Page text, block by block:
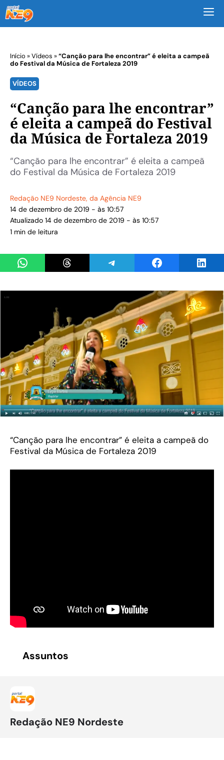
Início »Vídeos »“Canção para lhe encontrar” é eleita a campeã
do Festival da Música de Fortaleza 2019
VÍDEOS
“Canção para lhe encontrar”
é eleita a campeã do Festival
da Música de Fortaleza 2019
“Canção para lhe encontrar” é eleita a campeã
do Festival da Música de Fortaleza 2019
Redação NE9 Nordeste, da Agência NE9
14 de dezembro de 2019 - às 10:57
Atualizado 14 de dezembro de 2019 - às 10:57
1 min de leitura
Share on WhatsAppShare on ThreadsShare on TelegramShare on Facebook
“Canção para lhe encontrar” é eleita a campeã do
Festival da Música de Fortaleza 2019
Assuntos
Redação NE9 Nordeste